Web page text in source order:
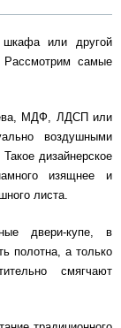
шкафа или другой
самые
МДФ, ЛДСП или
воздушными
дизайнерское
изящнее и
листа.
двери-купе, в
полотна, а только
смягчают